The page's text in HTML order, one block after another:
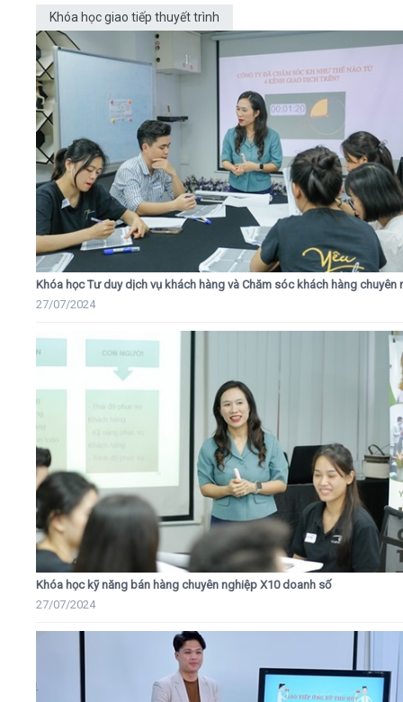
Khóa học giao tiếp thuyết trình
Khóa học Tư duy dịch vụ khách hàng và Chăm sóc khách hàng chuyên
27/07/2024
Khóa học kỹ năng bán hàng chuyên nghiệp X10 doanh số
27/07/2024